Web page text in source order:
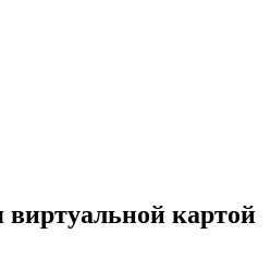
виртуальной картой